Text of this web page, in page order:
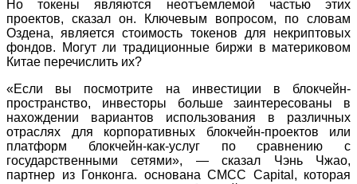
Но токены являются неотъемлемой частью этих
проектов, сказал он. Ключевым вопросом, по словам
Оздена, является стоимость токенов для некриптовых
фондов. Могут ли традиционные биржи в материковом
Китае перечислить их?
«Если вы посмотрите на инвестиции в блокчейн-
пространство, инвесторы больше заинтересованы в
нахождении вариантов использования в различных
отраслях для корпоративных блокчейн-проектов или
платформ блокчейн-как-услуг по сравнению с
государственными сетями», — сказал Чэнь Чжао,
партнер из Гонконга. основана CMCC Capital, которая